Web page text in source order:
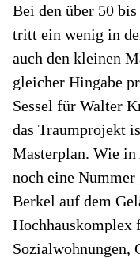
Bei den über 50
tritt ein wenig in
auch den kleinen
gleicher Hingabe
Sessel für Walter
das Traumprojekt
Masterplan. Wie
noch eine
Berkel auf dem
Hochhauskomplex
Sozialwohnungen,